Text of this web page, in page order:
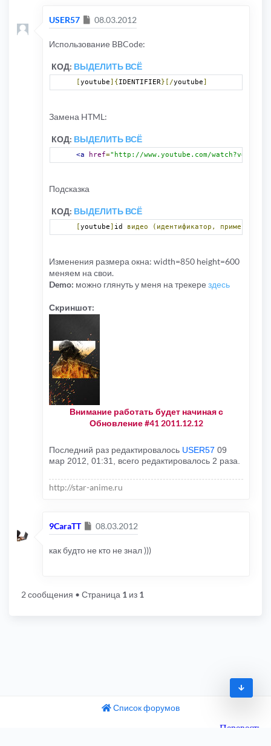
USER57 Сообщение
08.03.2012
Использование BBCode:
КОД: ВЫДЕЛИТЬ ВСЁ
[youtube]{IDENTIFIER}[/youtube]
Замена HTML:
КОД: ВЫДЕЛИТЬ ВСЁ
<a href="http://www.youtube.com/
Подсказка
КОД: ВЫДЕЛИТЬ ВСЁ
youtube id видео (идентификатор, пример:
Изменения размера окна: width=850 height=600
меняем на свои.
Demo: можно глянуть у меня на трекере здесь
Скриншот:
Внимание работать будет начиная с
Обновление #41 2011.12.12
Последний раз редактировалось USER57 09
мар 2012, 01:31, всего редактировалось 2 раза.
http://star-anime.ru
9CaraTT Сообщение
08.03.2012
как будто не кто не знал )))
2 сообщения • Страница 1 из 1
Список форумов